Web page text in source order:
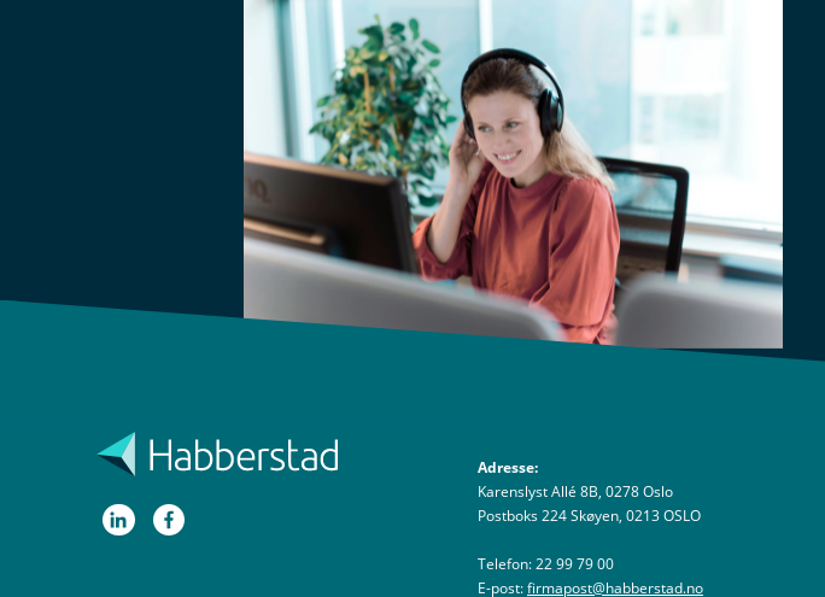
Adresse:
Karenslyst Allé 8B, 0278 Oslo
Postboks 224 Skøyen, 0213 OSLO
Telefon: 22 99 79 00
E-post:firmapost@habberstad.no